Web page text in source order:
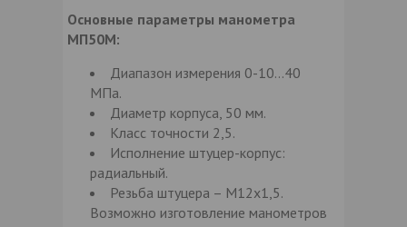
Основные параметры манометра
МП50М:
Диапазон измерения 0-10…40
МПа.
Диаметр корпуса, 50 мм.
Класс точности 2,5.
Исполнение штуцер-корпус:
радиальный.
Резьба штуцера – М12х1,5.
Возможно изготовление манометров